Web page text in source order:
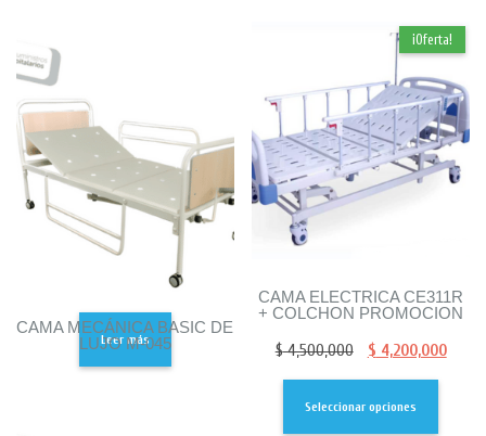
CAMA MECÁNICA BASIC DE
LUJO M-045
Leer más
¡Oferta!
CAMA ELECTRICA CE311R
+ COLCHON PROMOCION
$4,500,000 $ 4,200,000
Seleccionar opciones